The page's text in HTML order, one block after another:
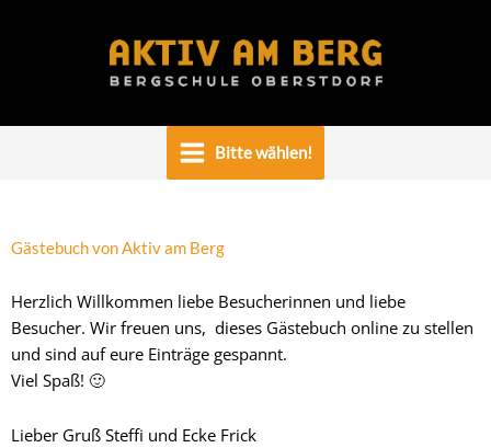
Bitte wählen!
Gästebuch von Aktiv am Berg
Herzlich Willkommen liebe Besucherinnen und liebe
Besucher. Wir freuen uns, dieses Gästebuch online zu stellen
und sind auf eure Einträge gespannt.
Viel Spaß! 🙂
Lieber Gruß Steffi und Ecke Frick